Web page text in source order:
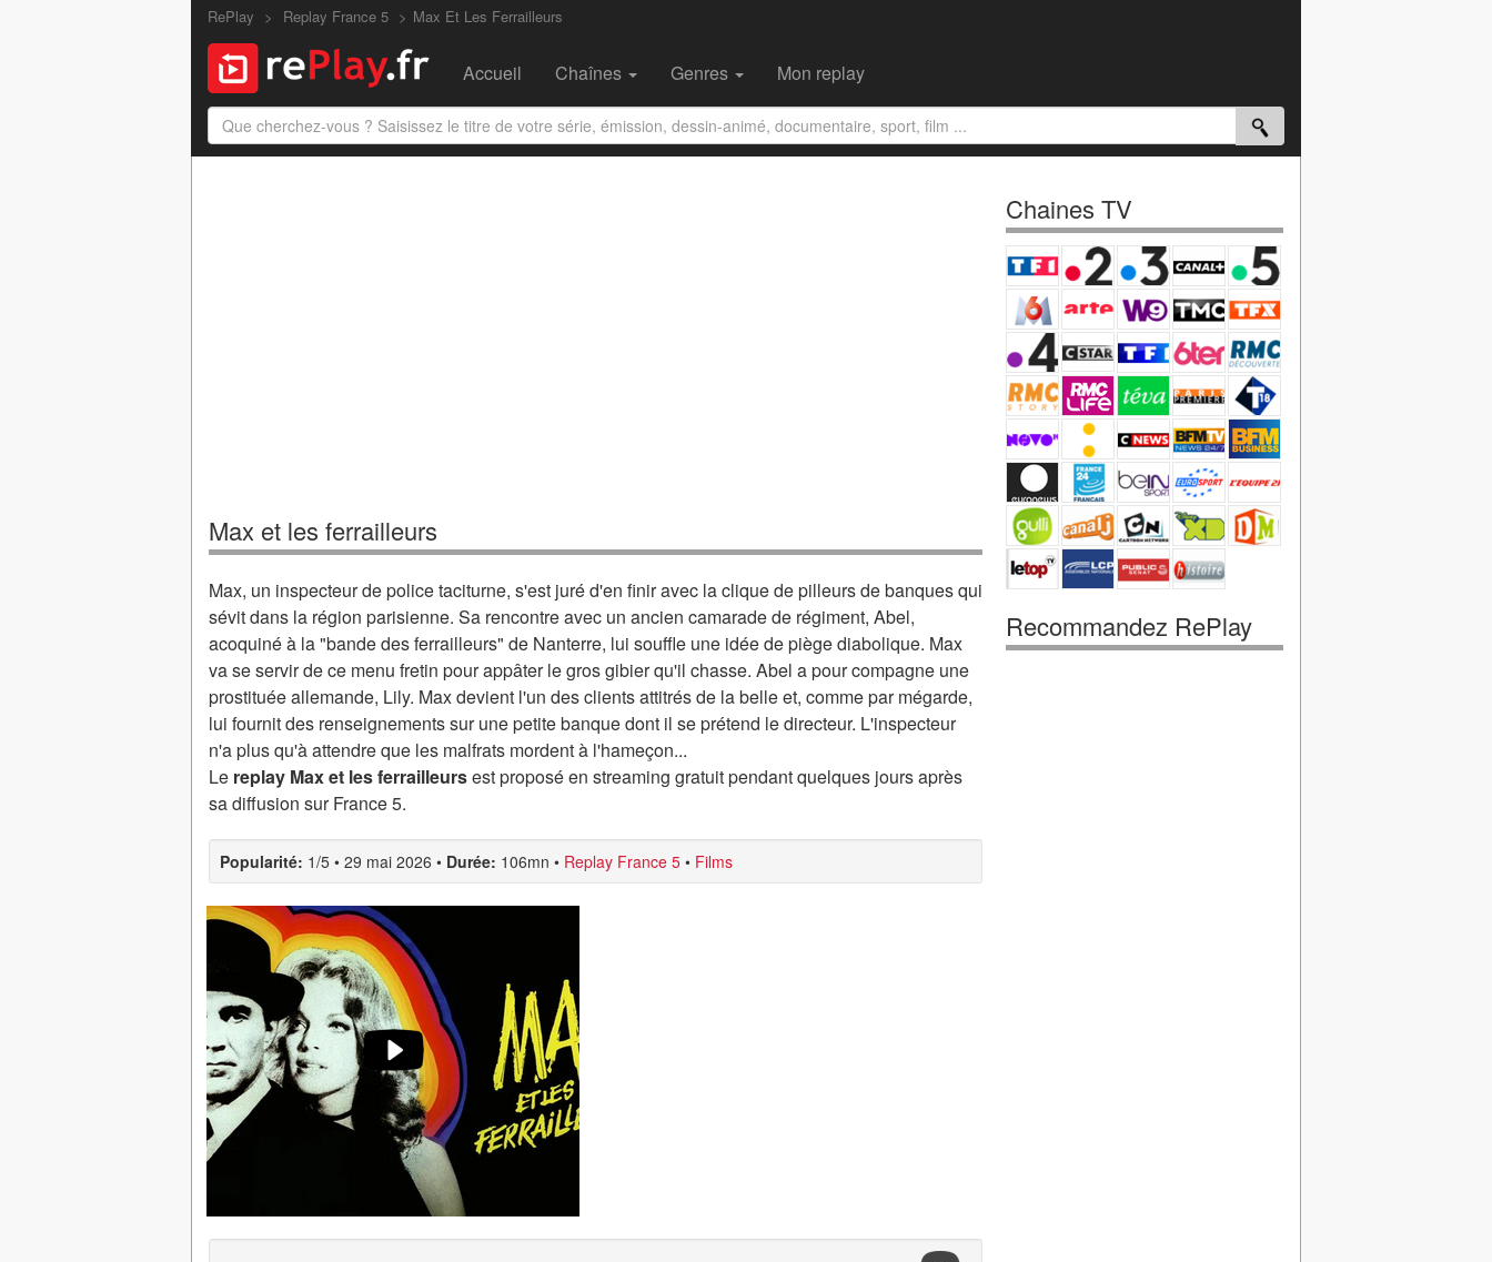
RePlay Replay France 5 Max Et Les Ferrailleurs
Accueil Chaînes Genres Mon replay
Max et les ferrailleurs
Max, un inspecteur de police taciturne, s'est juré d'en finir avec la clique de pilleurs de banques qui
sévit dans la région parisienne. Sa rencontre avec un ancien camarade de régiment, Abel,
acoquiné à la "bande des ferrailleurs" de Nanterre, lui souffle une idée de piège diabolique. Max
va se servir de ce menu fretin pour appâter le gros gibier qu'il chasse. Abel a pour compagne une
prostituée allemande, Lily. Max devient l'un des clients attitrés de la belle et, comme par mégarde,
lui fournit des renseignements sur une petite banque dont il se prétend le directeur. L'inspecteur
n'a plus qu'à attendre que les malfrats mordent à l'hameçon...
Le replay Max et les ferrailleursest proposé en streaming gratuit pendant quelques jours après
sa diffusion sur France 5.
Popularité: 1/5 • 29 mai 2026 • Durée: 106mn • Replay France 5 • Films
Chaines TV
Recommandez RePlay